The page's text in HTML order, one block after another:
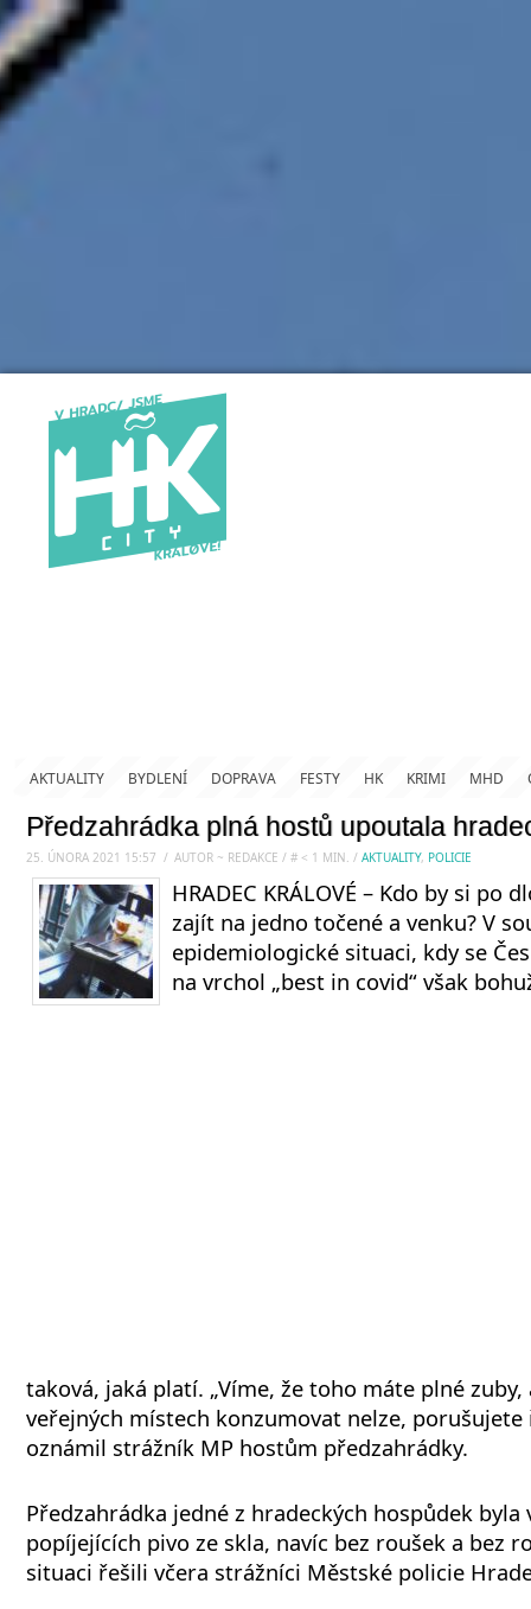
AKTUALITY BYDLENÍ DOPRAVA FESTY HK KRIMI MHD
Předzahrádka plná hostů upoutala
25. ÚNORA 2021 15:57 / AUTOR ~ REDAKCE / # < 1 MIN. / AKTUALITY, POLICIE
HRADEC KRÁLOVÉ – Kdo by si po
zajít na jedno točené a venku? V
epidemiologické situaci, kdy se
na vrchol „best in covid“ však
taková, jaká platí. „Víme, že toho máte plné
veřejných místech konzumovat nelze, porušujete
oznámil strážník MP hostům předzahrádky.
Předzahrádka jedné z hradeckých hospůdek
popíjejících pivo ze skla, navíc bez roušek a bez
situaci řešili včera strážníci Městské policie